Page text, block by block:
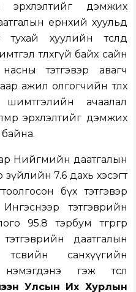
эрхлэлтийг дэмжих
ерөнхий хуульд
тухай хуулийн төсөлд
төлөхгүй байх сайн
тэтгэвэр авагч
ажил олгогчийн төлөх
шимтгэлийн ачаалал
эрхлэлтийг дэмжих
байна.
Нийгмийн даатгалын
7.6 дахь хэсэгт
бүх тэтгэвэр
тэтгэврийн
95.8 тэрбум төгрөгөөр
даатгалын
санхүүгийн
гэж төсөл
Улсын Их Хурлын